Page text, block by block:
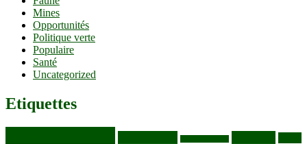
Mines
Opportunités
Politique verte
Populaire
Santé
Uncategorized
Etiquettes